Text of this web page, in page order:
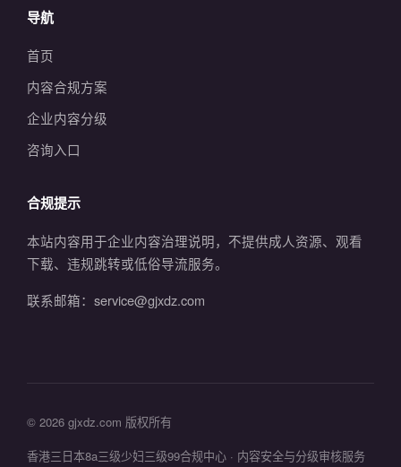
导航
首页
内容合规方案
企业内容分级
咨询入口
合规提示
本站内容用于企业内容治理说明，不提供成人资源、观看
下载、违规跳转或低俗导流服务。
联系邮箱：service@gjxdz.com
© 2026 gjxdz.com 版权所有
香港三日本8a三级少妇三级99合规中心 · 内容安全与分级审核服务